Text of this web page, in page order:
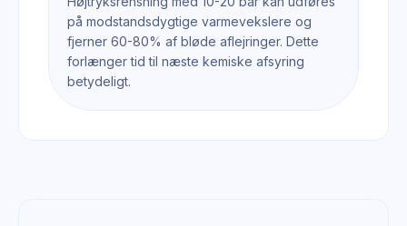
på modstandsdygtige varmevekslere og
fjerner 60-80% af bløde aflejringer. Dette
forlænger tid til næste kemiske afsyring
betydeligt.